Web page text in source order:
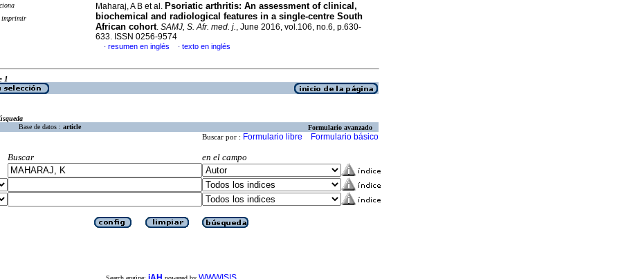
imprimir
Maharaj, A B et al. Psoriatic arthritis: An assessment of clinical,
biochemical and radiological features in a single-centre South
African cohort. SAMJ, S. Afr. med. j., June 2016, vol.106, no.6, p.630-
633. ISSN 0256-9574
· resumen en inglés · texto en inglés
1
Base de datos : article Formulario avanzado
Buscar por : Formulario libre Formulario básico
Buscar
en el campo